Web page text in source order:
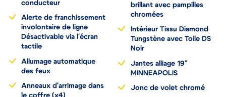
conducteur
Alerte de franchissement
involontaire de ligne
Désactivable via l'écran
tactile
Allumage automatique
des feux
Anneaux d'arrimage dans
brillant avec pampilles
chromées
Intérieur Tissu Diamond
Tungstène avec Toile DS
Noir
Jantes alliage 19"
MINNEAPOLIS
Jonc de volet chromé